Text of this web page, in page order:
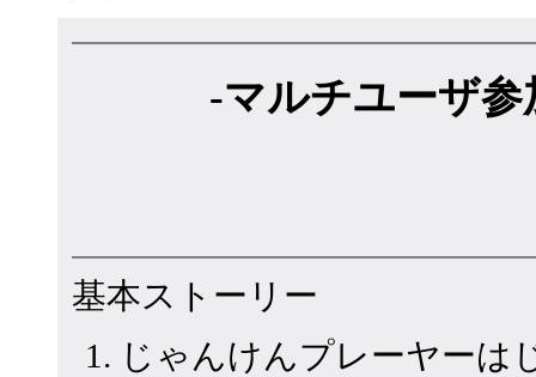
-マルチユーザ
基本ストーリー
じゃんけんプレーヤーは